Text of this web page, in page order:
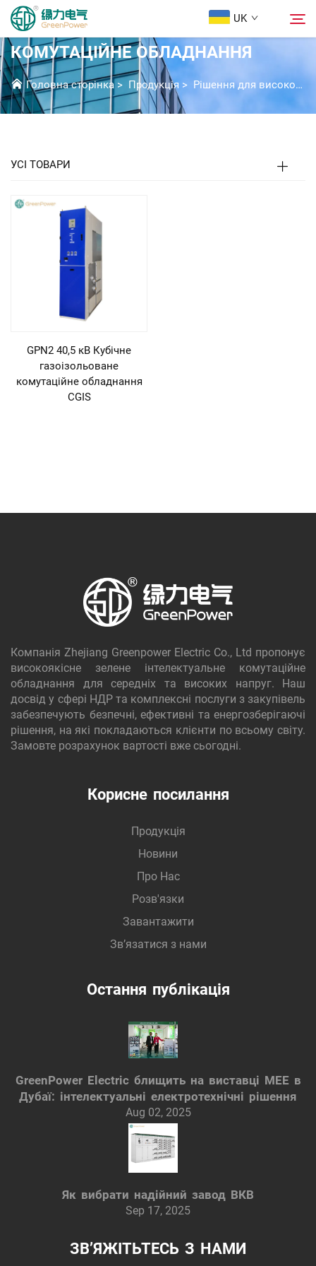
UK
Продукція
Про Нас
Розв'язки
Завантажити
Зв’язатися з нами
ГАЗОВЕ ІЗОЛЬОВАНЕ
КОМУТАЦІЙНЕ ОБЛАДНАННЯ
Головна сторінка > Продукція > Рішення для високовольтних комутаційних апаратів
УСІ ТОВАРИ
GPN2 40,5 кВ Кубічне
газоізольоване
комутаційне обладнання
CGIS
Компанія Zhejiang Greenpower Electric Co., Ltd пропонує
високоякісне зелене інтелектуальне комутаційне
обладнання для середніх та високих напруг. Наш
досвід у сфері НДР та комплексні послуги з закупівель
забезпечують безпечні, ефективні та енергозберігаючі
рішення, на які покладаються клієнти по всьому світу.
Замовте розрахунок вартості вже сьогодні.
Корисне посилання
Продукція
Новини
Про Нас
Розв'язки
Завантажити
Зв’язатися з нами
Остання публікація
GreenPower Electric блищить на виставці MEE в
Дубаї: інтелектуальні електротехнічні рішення
Aug 02, 2025
Як вибрати надійний завод ВКВ
Sep 17, 2025
ЗВ’ЯЖІТЬТЕСЬ З НАМИ